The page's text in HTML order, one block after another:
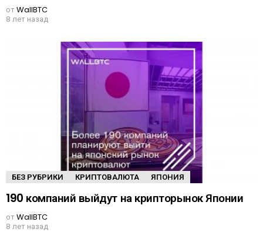
отWallBTC
8 лет назад
БЕЗ РУБРИКИ КРИПТОВАЛЮТА ЯПОНИЯ
190 компаний выйдут на крипторынок Японии
отWallBTC
8 лет назад